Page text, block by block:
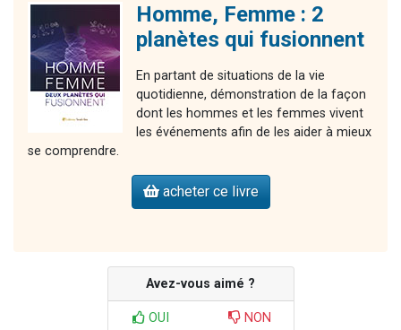
Homme, Femme : 2
planètes qui fusionnent
En partant de situations de la vie
quotidienne, démonstration de la façon
dont les hommes et les femmes vivent
les événements afin de les aider à mieux
se comprendre.
acheter ce livre
Avez-vous aimé ?
OUI NON